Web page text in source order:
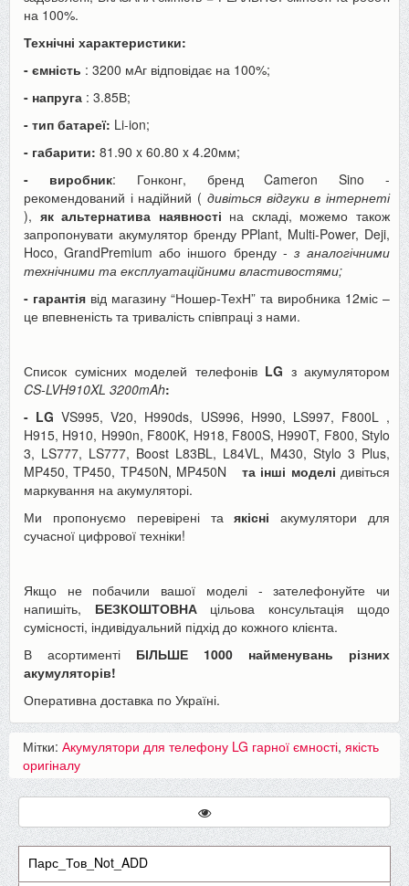
на 100%.
Технічні характеристики:
- ємність : 3200 мАг відповідає на 100%;
- напруга : 3.85В;
- тип батареї: Li-ion;
- габарити: 81.90 x 60.80 x 4.20мм;
- виробник: Гонконг, бренд Cameron Sino -
рекомендований і надійний ( дивіться відгуки в інтернеті
), як альтернатива наявності на складі, можемо також
запропонувати акумулятор бренду PPlant, Multi-Power, Deji,
Hoco, GrandPremium або іншого бренду - з аналогічними
технічними та експлуатаційними властивостями;
- гарантія від магазину “Ношер-ТехН” та виробника 12міс –
це впевненість та тривалість співпраці з нами.
Список сумісних моделей телефонів LG з акумулятором
CS-LVH910XL 3200mAh:
- LG VS995, V20, H990ds, US996, H990, LS997, F800L ,
H915, H910, H990n, F800K, H918, F800S, H990T, F800, Stylo
3, LS777, LS777, Boost L83BL, L84VL, M430, Stylo 3 Plus,
MP450, TP450, TP450N, MP450N
та інші моделі дивіться
маркування на акумуляторі.
Ми пропонуємо перевірені таякісні акумулятори для
сучасної цифрової техніки!
Якщо не побачили вашої моделі - зателефонуйте чи
напишіть, БЕЗКОШТОВНАцільова консультація щодо
сумісності, індивідуальний підхід до кожного клієнта.
В асортименті БІЛЬШЕ 1000 найменувань різних
акумуляторів!
Оперативна доставка по Україні.
Мітки: Акумулятори для телефону LG гарної ємності, якість
оригіналу
Парс_Тов_Not_ADD